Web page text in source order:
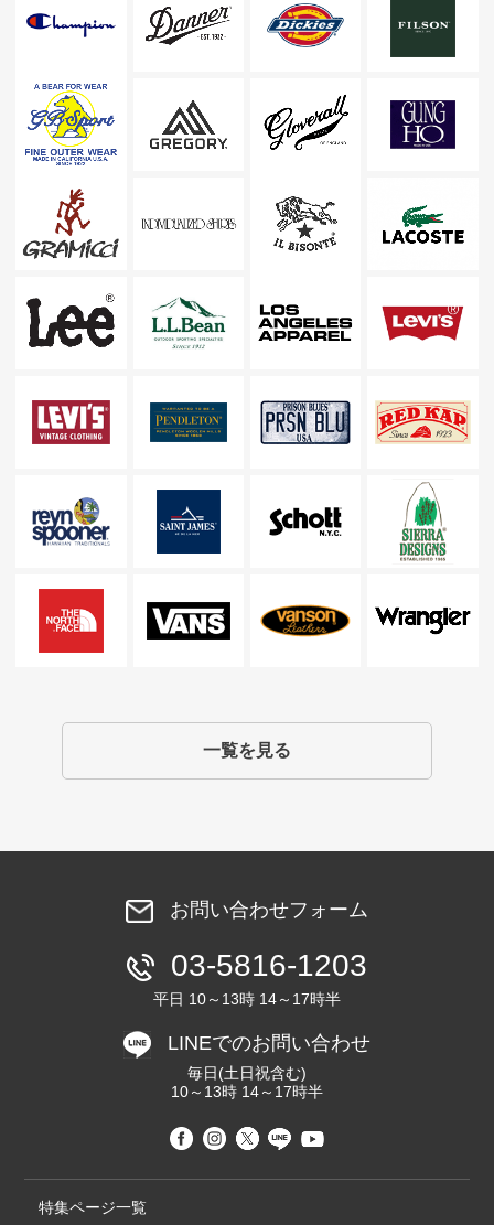
一覧を見る
お問い合わせフォーム
03-5816-1203
平日 10～13時 14～17時半
LINEでのお問い合わせ
毎日(土日祝含む)
10～13時 14～17時半
特集ページ一覧